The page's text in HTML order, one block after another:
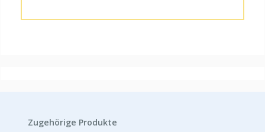
Produktgalerie überspringen
Zugehörige Produkte